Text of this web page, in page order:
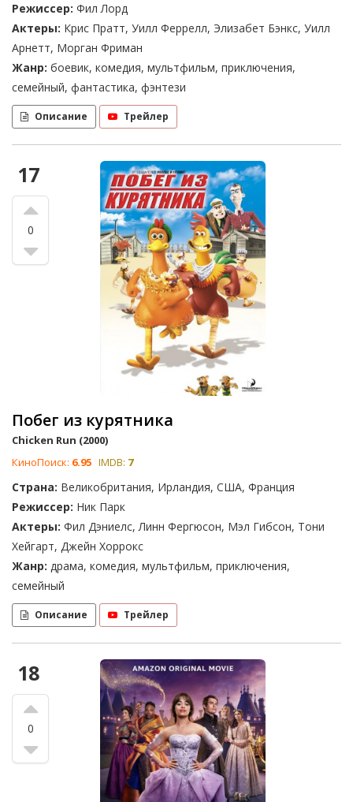
Режиссер: Фил Лорд
Актеры: Крис Пратт, Уилл Феррелл, Элизабет Бэнкс, Уилл
Арнетт, Морган Фриман
Жанр: боевик, комедия, мультфильм, приключения,
семейный, фантастика, фэнтези
Описание Трейлер
17
0
Побег из курятника
Chicken Run (2000)
КиноПоиск: 6.95 IMDB: 7
Страна: Великобритания, Ирландия, США, Франция
Режиссер: Ник Парк
Актеры: Фил Дэниелс, Линн Фергюсон, Мэл Гибсон, Тони
Хейгарт, Джейн Хоррокс
Жанр: драма, комедия, мультфильм, приключения,
семейный
Описание Трейлер
18
0